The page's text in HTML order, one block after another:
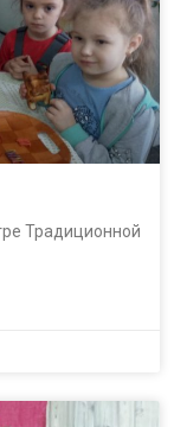
Традиционной